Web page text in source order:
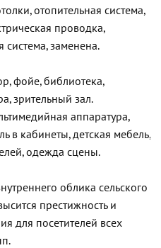
отопительная система,
проводка,
заменена.
фойе, библиотека,
зрительный зал.
аппаратура,
в кабинеты, детская мебель,
одежда сцены.
облика сельского
престижность и
для посетителей всех